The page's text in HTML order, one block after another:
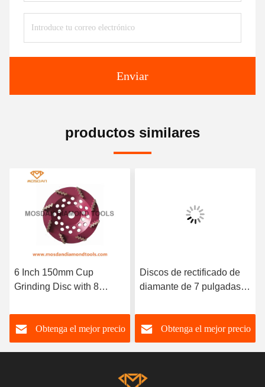
Enviar
productos similares
150mm Cup
Disc with 8
Obtenga el mejor precio
Discos de rectificado de
diamante de 7 pulgadas
zigzag para amoladoras
manualesObtenga el mejor precio
5